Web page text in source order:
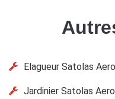
Elagueur Satolas
Jardinier Satolas